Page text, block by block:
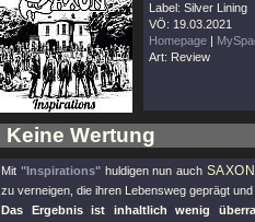
Label: Silver Lining
VÖ: 19.03.2021
Homepage |
Art: Review
Keine Wertung
Mit "Inspirations"huldigen nun auch SAXON
zu verneigen, die ihren Lebensweg geprägt
Das Ergebnis ist inhaltlich wenig